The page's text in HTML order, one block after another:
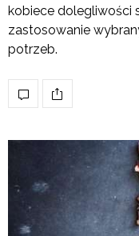
kobiece dolegliwości
zastosowanie
potrzeb.